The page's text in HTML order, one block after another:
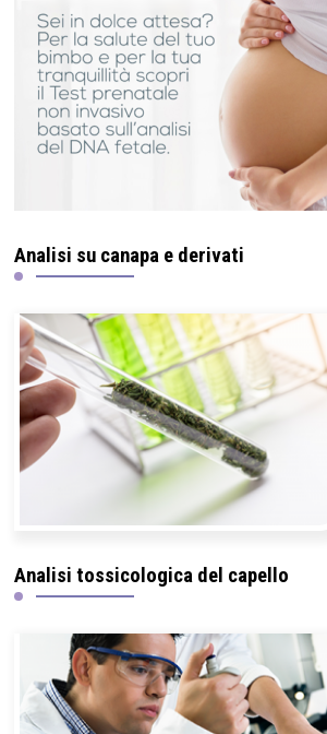
Analisi su canapa e derivati
Analisi tossicologica del capello